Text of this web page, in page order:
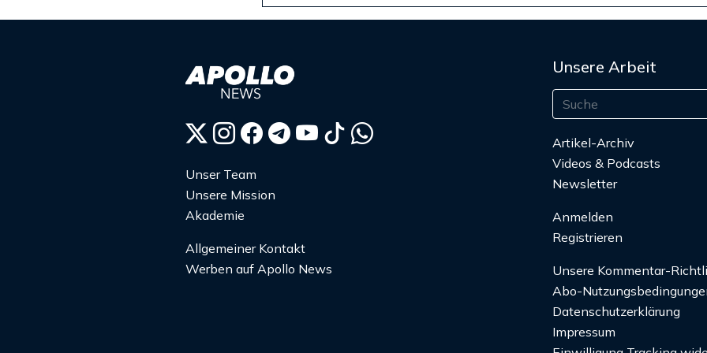
Unser Team
Unsere Mission
Akademie
Allgemeiner Kontakt
Werben auf Apollo News
Unsere Arbeit
Artikel-Archiv
Videos & Podcasts
Newsletter
Anmelden
Registrieren
Unsere Kommentar-
Abo-
Datenschutzerklärung
Impressum